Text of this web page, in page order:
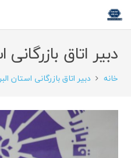
دبیر اتاق بازرگانی
خانه دبیر اتاق بازرگانی استان